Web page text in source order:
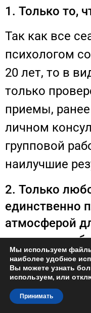
1. Только то,
Так как все
психологом
20 лет, то в
только
приемы,
личном
групповой
наилучшие
2. Только
единственно
атмосферой
развития
Не
заставить
роли
Мы используем
наиболее удобное
Вы можете узнать
используем, или
Принимать